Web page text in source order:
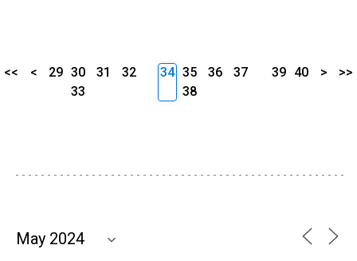
<< < 29 30 31
32
33
34 35 36
37
38
39 40 > >>